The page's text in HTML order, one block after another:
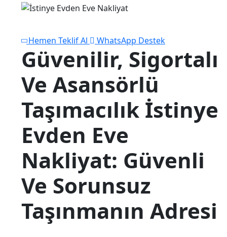
Hemen Teklif Al WhatsApp Destek
Güvenilir, Sigortalı
Ve Asansörlü
Taşımacılık İstinye
Evden Eve
Nakliyat: Güvenli
Ve Sorunsuz
Taşınmanın Adresi